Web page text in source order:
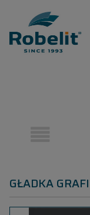
GŁADKA